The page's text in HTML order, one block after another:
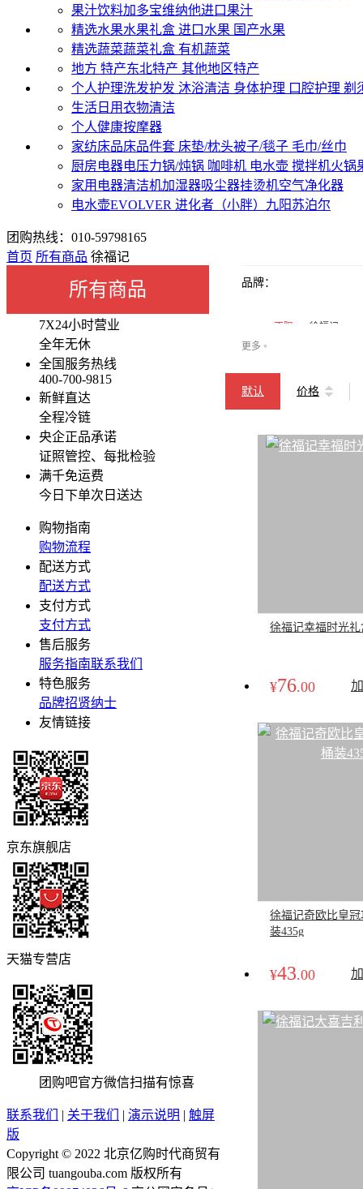
果汁饮料加多宝维纳他进口果汁
精选水果水果礼盒 进口水果 国产水果
精选蔬菜蔬菜礼盒 有机蔬菜
地方 特产东北特产 其他地区特产
个人护理洗发护发 沐浴清洁 身体护理 口腔护理 剃
生活日用衣物清洁
个人健康按摩器
家纺床品床品件套 床垫/枕头被子/毯子 毛巾/丝巾
厨房电器电压力锅/炖锅 咖啡机 电水壶 搅拌机火锅
家用电器清洁机加湿器吸尘器挂烫机空气净化器
电水壶EVOLVER 进化者（小胖） 九阳苏泊尔
团购热线：010-59798165
首页 所有商品 徐福记
所有商品 品牌：
不限
徐福记
更多
❈
默认 价格
徐福记幸福时光礼
¥76.00
徐福记奇欧比皇
装435g
¥43.00
7X24小时营业
全年无休
全国服务热线
400-700-9815
新鲜直达
全程冷链
央企正品承诺
证照管控、每批检验
满千免运费
今日下单次日送达
购物指南
购物流程
配送方式
配送方式
支付方式
支付方式
售后服务
服务指南联系我们
特色服务
品牌招贤纳士
友情链接
京东旗舰店
天猫专营店
团购吧官方微信扫描有惊喜
联系我们 | 关于我们 | 演示说明 | 触屏
版
Copyright © 2022 北京亿购时代商贸有
限公司 tuangouba.com 版权所有